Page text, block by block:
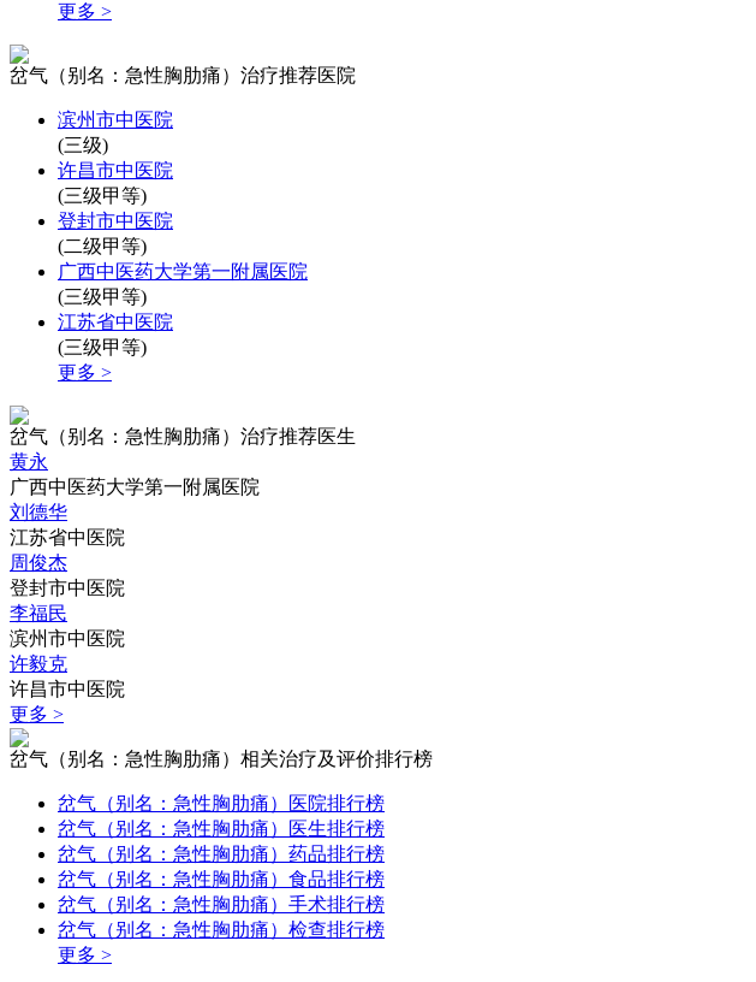
更多 >
岔气（别名：急性胸肋痛）治疗推荐医院
滨州市中医院
(三级)
许昌市中医院
(三级甲等)
登封市中医院
(二级甲等)
广西中医药大学第一附属医院
(三级甲等)
江苏省中医院
(三级甲等)
更多 >
岔气（别名：急性胸肋痛）治疗推荐医生
黄永
广西中医药大学第一附属医院
刘德华
江苏省中医院
周俊杰
登封市中医院
李福民
滨州市中医院
许毅克
许昌市中医院
更多 >
岔气（别名：急性胸肋痛）相关治疗及评价排行榜
岔气（别名：急性胸肋痛）医院排行榜
岔气（别名：急性胸肋痛）医生排行榜
岔气（别名：急性胸肋痛）药品排行榜
岔气（别名：急性胸肋痛）食品排行榜
岔气（别名：急性胸肋痛）手术排行榜
岔气（别名：急性胸肋痛）检查排行榜
更多 >